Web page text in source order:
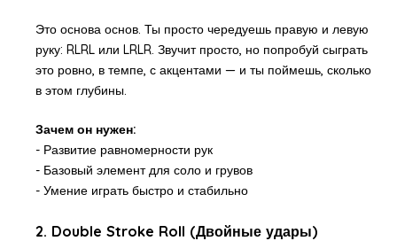
Это основа основ. Ты просто чередуешь правую и левую
руку: RLRL или LRLR. Звучит просто, но попробуй сыграть
это ровно, в темпе, с акцентами — и ты поймешь, сколько
в этом глубины.
Зачем он нужен:
- Развитие равномерности рук
- Базовый элемент для соло и грувов
- Умение играть быстро и стабильно
2. Double Stroke Roll (Двойные удары)